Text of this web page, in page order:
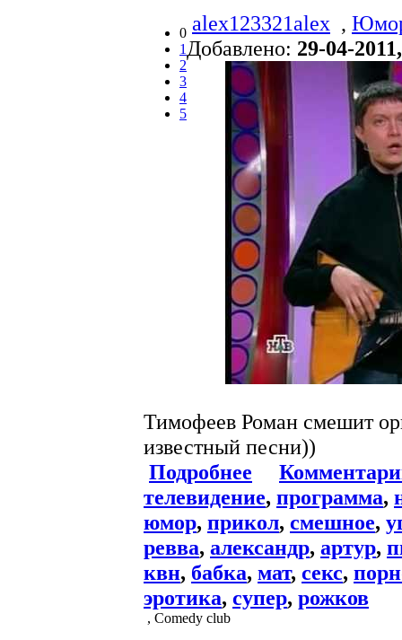
0
1
2
3
4
5
alex123321alex ,
Добавлено: 29-04-
Тимофеев Роман смешит
известный песни))
Подробнее
телевидение, программа,
юмор, прикол, смешное,
ревва, александр, артур,
квн, бабка, мат, секс,
эротика, супер, рожков
, Comedy club